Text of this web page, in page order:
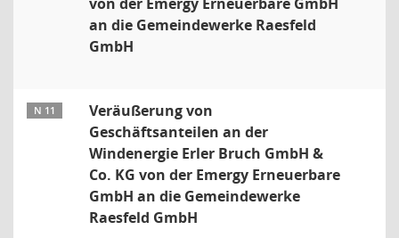
an die Gemeindewerke Raesfeld
GmbH
N 11
Veräußerung von
Geschäftsanteilen an der
Windenergie Erler Bruch GmbH &
Co. KG von der Emergy Erneuerbare
GmbH an die Gemeindewerke
Raesfeld GmbH